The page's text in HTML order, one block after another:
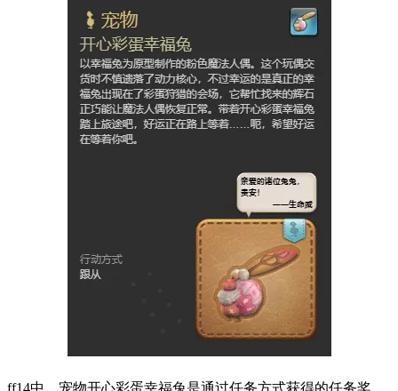
ff14中，宠物开心彩蛋幸福兔是通过任务方式获得的任务奖